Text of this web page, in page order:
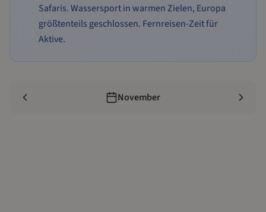
Safaris. Wassersport in warmen Zielen, Europa
größtenteils geschlossen. Fernreisen-Zeit für
Aktive.
November